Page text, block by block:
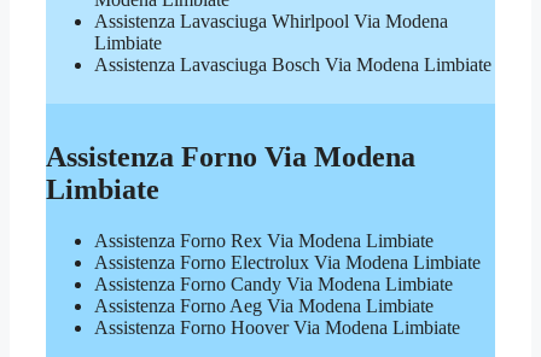
Assistenza Lavasciuga Whirlpool Via Modena
Limbiate
Assistenza Lavasciuga Bosch Via Modena Limbiate
Assistenza Forno Via Modena
Limbiate
Assistenza Forno Rex Via Modena Limbiate
Assistenza Forno Electrolux Via Modena Limbiate
Assistenza Forno Candy Via Modena Limbiate
Assistenza Forno Aeg Via Modena Limbiate
Assistenza Forno Hoover Via Modena Limbiate